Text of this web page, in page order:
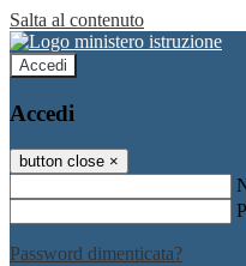
Salta al contenuto
Accedi
Accedi
button close ×
Password dimenticata?